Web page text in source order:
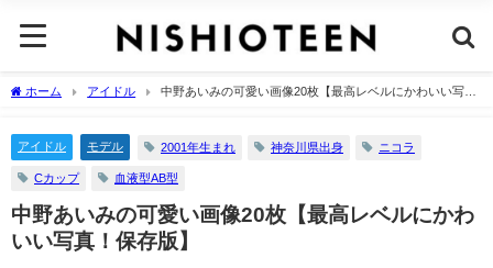
ホーム アイドル
中野あいみの可愛い画像20枚【最高レベルにかわいい写
アイドル モデル 2001年生まれ 神奈川県出身 ニコラ
Cカップ 血液型AB型
中野あいみの可愛い画像20枚【最高レベルにかわ
いい写真！保存版】